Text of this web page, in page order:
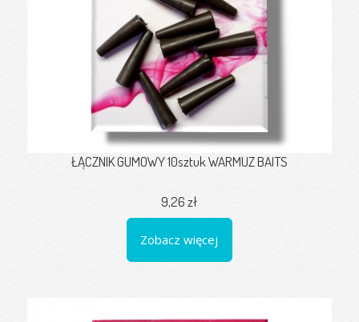
ŁĄCZNIK GUMOWY 10sztuk WARMUZ BAITS
9,26 zł
Zobacz więcej